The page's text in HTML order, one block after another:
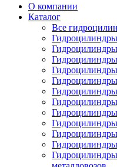
О компании
Каталог
Все
Гидроцилиндры
Гидроцилиндры
Гидроцилиндры
Гидроцилиндры
Гидроцилиндры
Гидроцилиндры
Гидроцилиндры